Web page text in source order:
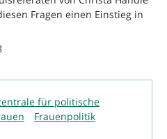
Fragen einen Einstieg in
für politische
Frauenpolitik